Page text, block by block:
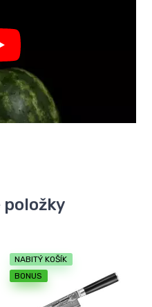
položky
NABITÝ KOŠÍK
BONUS